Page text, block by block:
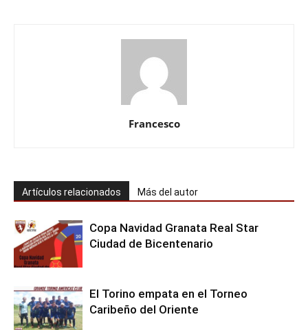
Francesco
Artículos relacionados Más del autor
Copa Navidad Granata Real Star
Ciudad de Bicentenario
El Torino empata en el Torneo
Caribeño del Oriente